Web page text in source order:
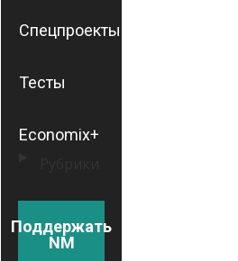
Спецпроекты
Тесты
Economix+
Поддержать
NM